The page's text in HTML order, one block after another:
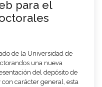
para el
de la Universidad de
una nueva
del depósito de
carácter general, esta